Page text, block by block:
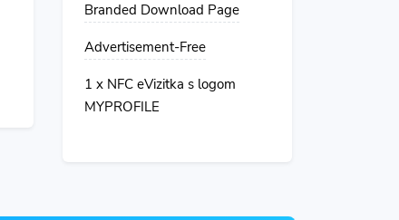
Branded Download Page
Advertisement-Free
1 x NFC eVizitka s logom
MYPROFILE